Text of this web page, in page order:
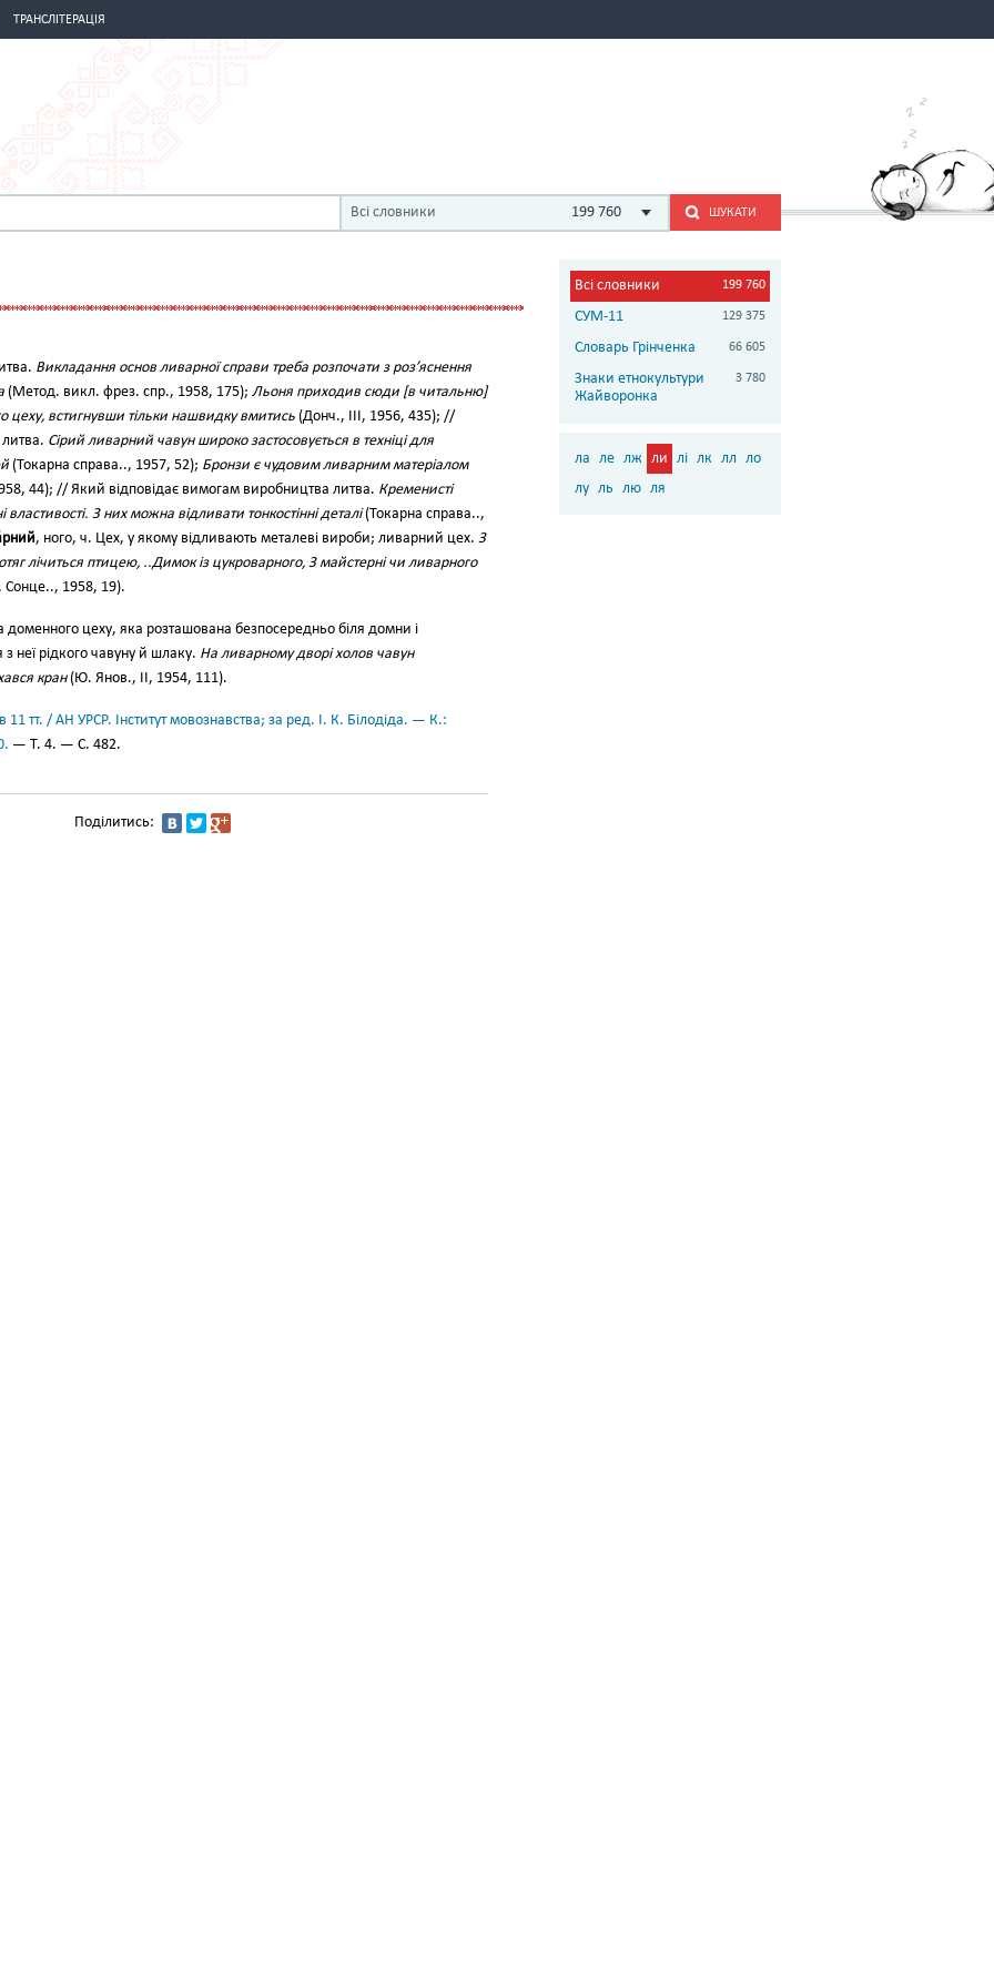
ТРАНСЛІТЕРАЦІЯ
Всі словники 199 760 ШУКАТИ
Викладання основ ливарної справи треба розпочати з роз’яснення
(Метод. викл. фрез. спр., 1958, 175); Льоня приходив сюди [в читальню]
цеху, встигнувши тільки нашвидку вмитись (Донч., III, 1956, 435); //
Сірий ливарний чавун широко застосовується в техніці для
(Токарна справа.., 1957, 52); Бронзи є чудовим ливарним матеріалом
44); // Який відповідає вимогам виробництва литва. Кременисті
З них можна відливати тонкостінні деталі(Токарна справа..,
, ного, ч. Цех, у якому відливають металеві вироби; ливарний цех. З
лічиться птицею, ..Димок із цукроварного, З майстерні чи ливарного
Сонце.., 1958, 19).
цеху, яка розташована безпосередньо біля домни і
неї рідкого чавуну й шлаку. На ливарному дворі холов чавун
кран(Ю. Янов., II, 1954, 111).
11 тт. / АН УРСР. Інститут мовознавства; за ред. І. К. Білодіда. — К.:
— Т. 4. — С. 482.
Поділитись:
Всі словники 199 760
СУМ-11 129 375
Словарь Грінченка 66 605
Знаки етнокультури
Жайворонка
3 780
ла ле лж ли лі лк лл ло
лу ль лю ля